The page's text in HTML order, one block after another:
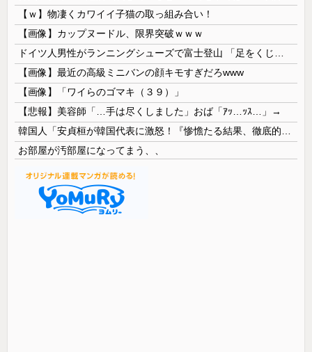
【ｗ】物凄くカワイイ子猫の取っ組み合い！
【画像】カップヌードル、限界突破ｗｗｗ
【画像】最近の高級ミニバンの顔キモすぎだろwww
【画像】「ワイらのゴマキ（３９）」
【悲報】美容師「…手は尽くしました」おば「ｱｯ…ｯｽ…」→
お部屋が汚部屋になってまう、、